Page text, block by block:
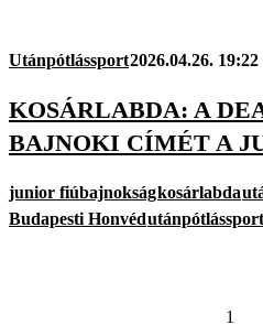
Utánpótlássport2026.04.26. 19:22
KOSÁRLABDA: A
BAJNOKI CÍMÉT A
junior fiúbajnokságkosárlabda
Budapesti Honvédutánpótlássport
1